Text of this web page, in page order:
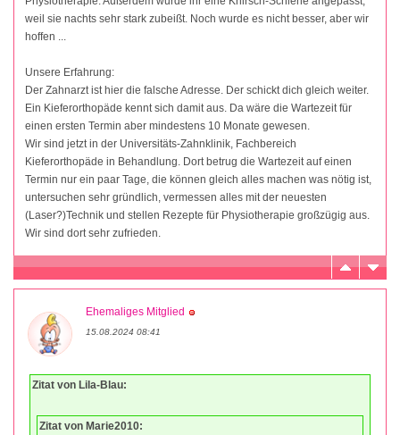
weil sie nachts sehr stark zubeißt. Noch wurde es nicht besser, aber wir
hoffen ...
Unsere Erfahrung:
Der Zahnarzt ist hier die falsche Adresse. Der schickt dich gleich weiter.
Ein Kieferorthopäde kennt sich damit aus. Da wäre die Wartezeit für
einen ersten Termin aber mindestens 10 Monate gewesen.
Wir sind jetzt in der Universitäts-Zahnklinik, Fachbereich
Kieferorthopäde in Behandlung. Dort betrug die Wartezeit auf einen
Termin nur ein paar Tage, die können gleich alles machen was nötig ist,
untersuchen sehr gründlich, vermessen alles mit der neuesten
(Laser?)Technik und stellen Rezepte für Physiotherapie großzügig aus.
Wir sind dort sehr zufrieden.
Ehemaliges Mitglied
15.08.2024 08:41
Zitat von Lila-Blau:
Zitat von Marie2010: